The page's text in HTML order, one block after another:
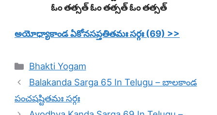
ఓం తత్సత్ ఓం తత్సత్ ఓం తత్సత్
అయోధ్యాకాండ ఏకోనసప్తతితమః సర్గః (69) >>
Categories
Bhakti Yogam
Balakanda Sarga 65 In Telugu – బాలకాండ
పంచషష్టితమః సర్గః